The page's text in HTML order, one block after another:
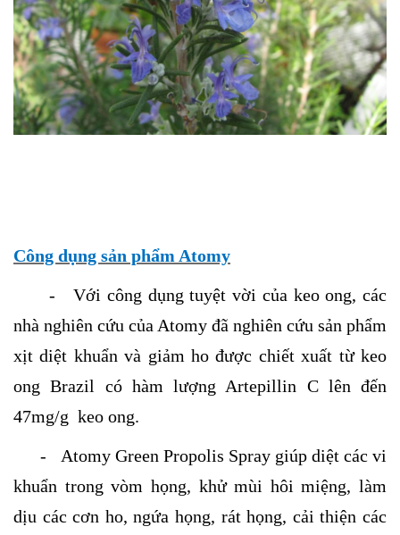
Công dụng sản phẩm Atomy
- Với công dụng tuyệt vời của keo ong, các
nhà nghiên cứu của Atomy đã nghiên cứu sản phẩm
xịt diệt khuẩn và giảm ho được chiết xuất từ keo
ong Brazil có hàm lượng Artepillin C lên đến
47mg/g keo ong.
- Atomy Green Propolis Spray giúp diệt các vi
khuẩn trong vòm họng, khử mùi hôi miệng, làm
dịu các cơn ho, ngứa họng, rát họng, cải thiện các